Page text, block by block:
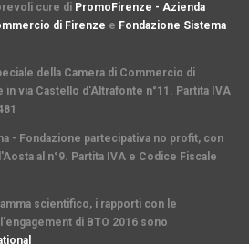
cure di PromoFirenze - Azienda
di Firenze e Fondazione Sistema
della Camera di Commercio di
via Castello d'Altrafonte n°11. Partita IVA
- Fondazione partecipativa no profit, con
al n°9. Partita IVA e Codice Fiscale
scientifico, i rapporti con le
engagement di BTO 2016 sono